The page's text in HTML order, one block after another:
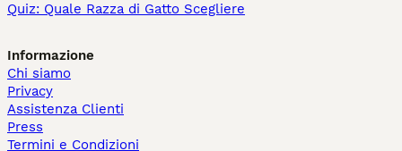
Quiz: Quale Razza di Gatto Scegliere
Informazione
Chi siamo
Privacy
Assistenza Clienti
Press
Termini e Condizioni